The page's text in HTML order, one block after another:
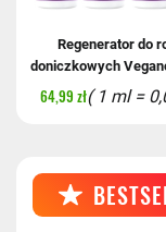
Regenerator do
doniczkowych
64,99 zł( 1 ml =